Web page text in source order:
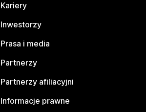
Kariery
Inwestorzy
Prasa i media
Partnerzy
Partnerzy afiliacyjni
Informacje prawne